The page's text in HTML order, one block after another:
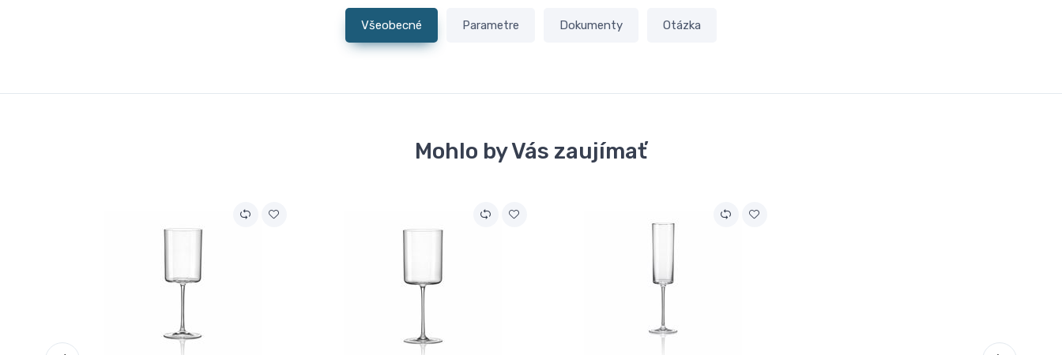
Všeobecné Parametre Dokumenty Otázka
Mohlo by Vás zaujímať